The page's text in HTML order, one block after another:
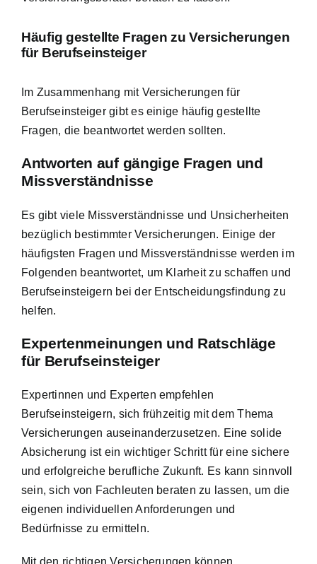
Häufig gestellte Fragen zu Versicherungen
für Berufseinsteiger
Im Zusammenhang mit Versicherungen für
Berufseinsteiger gibt es einige häufig gestellte
Fragen, die beantwortet werden sollten.
Antworten auf gängige Fragen und
Missverständnisse
Es gibt viele Missverständnisse und Unsicherheiten
bezüglich bestimmter Versicherungen. Einige der
häufigsten Fragen und Missverständnisse werden im
Folgenden beantwortet, um Klarheit zu schaffen und
Berufseinsteigern bei der Entscheidungsfindung zu
helfen.
Expertenmeinungen und Ratschläge
für Berufseinsteiger
Expertinnen und Experten empfehlen
Berufseinsteigern, sich frühzeitig mit dem Thema
Versicherungen auseinanderzusetzen. Eine solide
Absicherung ist ein wichtiger Schritt für eine sichere
und erfolgreiche berufliche Zukunft. Es kann sinnvoll
sein, sich von Fachleuten beraten zu lassen, um die
eigenen individuellen Anforderungen und
Bedürfnisse zu ermitteln.